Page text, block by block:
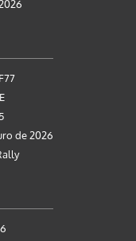
de 2026